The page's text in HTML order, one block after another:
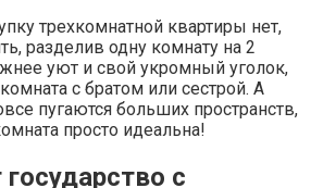
трехкомнатной квартиры нет,
разделив одну комнату на 2
уют и свой укромный уголок,
с братом или сестрой. А
пугаются больших пространств,
просто идеальна!
с